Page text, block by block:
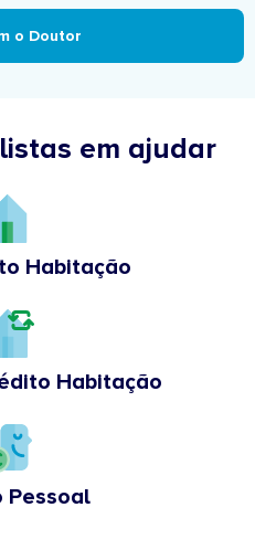
o Doutor
em ajudar
Habitação
Habitação
Pessoal